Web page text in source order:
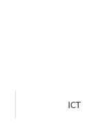
ICT